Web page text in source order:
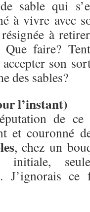
sable qui
à vivre avec
à
faire?
son
des sables?
l’instant)
de ce
et couronné
, chez un
initiale,
J’ignorais